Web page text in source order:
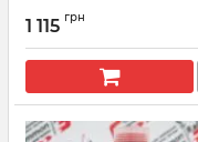
Артикул:
1 115 грн